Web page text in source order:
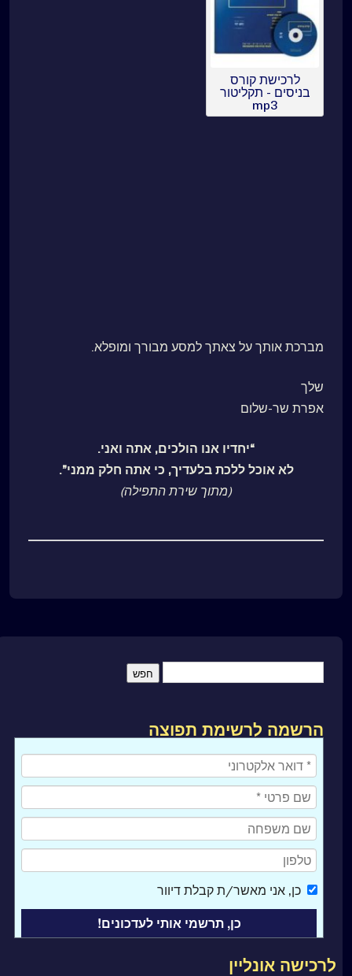
לרכישת קורס
בניסים - תקליטור
mp3
מברכת אותך על צאתך למסע מבורך ומופלא.
שלך
אפרת שר-שלום
“יחדיו אנו הולכים, אתה ואני.
לא אוכל ללכת בלעדיך, כי אתה חלק ממני”.
(מתוך שירת התפילה)
הרשמה לרשימת תפוצה
כן, אני מאשר/ת קבלת דיוור
לרכישה אונליין